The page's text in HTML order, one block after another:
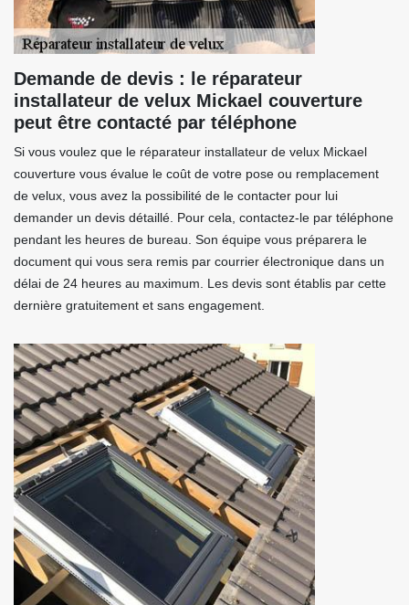
Demande de devis : le réparateur
installateur de velux Mickael couverture
peut être contacté par téléphone
Si vous voulez que le réparateur installateur de velux Mickael
couverture vous évalue le coût de votre pose ou remplacement
de velux, vous avez la possibilité de le contacter pour lui
demander un devis détaillé. Pour cela, contactez-le par téléphone
pendant les heures de bureau. Son équipe vous préparera le
document qui vous sera remis par courrier électronique dans un
délai de 24 heures au maximum. Les devis sont établis par cette
dernière gratuitement et sans engagement.